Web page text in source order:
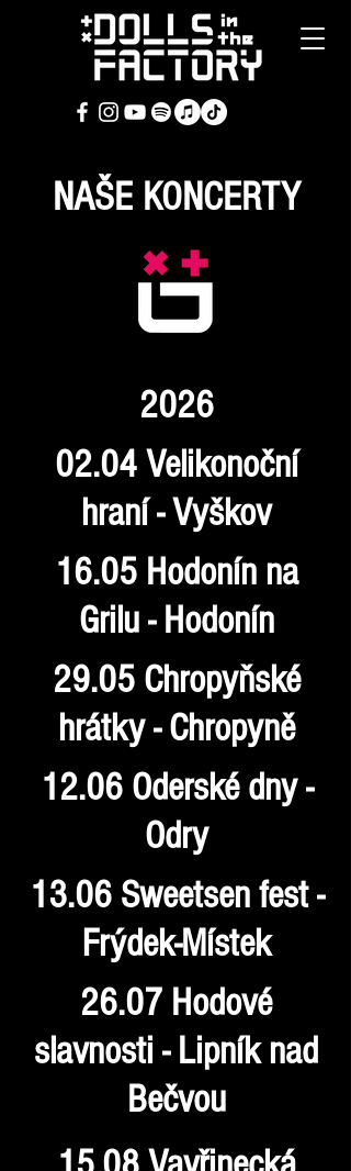
NAŠE KONCERTY
2026
02.04 Velikonoční
hraní - Vyškov
16.05 Hodonín na
Grilu - Hodonín
29.05 Chropyňské
hrátky - Chropyně
12.06 Oderské dny -
Odry
13.06 Sweetsen fest -
Frýdek-Místek
26.07 Hodové
slavnosti - Lipník nad
Bečvou